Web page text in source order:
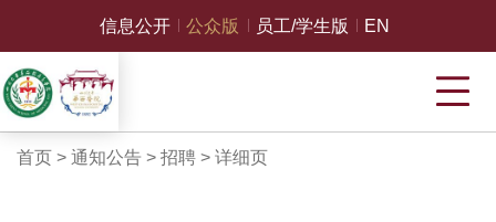
信息公开 公众版 员工/学生版 EN
首页 > 通知公告> 招聘> 详细页